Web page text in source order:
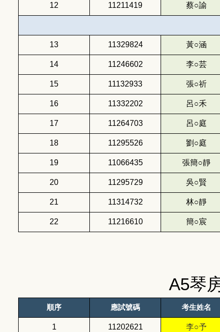
12 11211419 蔡○諭
13 11329824 黃○涵
14 11246602 李○芸
15 11132933 張○祈
16 11332202 呂○禾
17 11264703 呂○庭
18 11295526 劉○庭
19 11066435 張簡○靜
20 11295729 吳○賢
21 11314732 林○靜
22 11216610 簡○宸
A5琴
順序 應試號碼 考生姓名
1 11202621 李○予